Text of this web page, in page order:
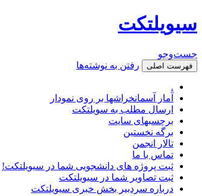
سیویلتکت
جست‌وجو
فهرست اصلی رفتن به نوشته‌ها
.
آمار آسمانخراشها بر روی نمودار
ارسال مطلب به سویلتکت
برچسبهای سایت
برگه نخستین
تالار انجمن
تماس با ما
ثبت پروژه های دانشجویی شما در سیویلتکت!
ثبت تصاویر شما در سیویلتکت
درباره سردبیر بخش خبری سیویلتکت